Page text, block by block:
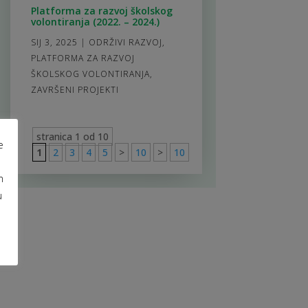
Platforma za razvoj školskog
volontiranja (2022. – 2024.)
SIJ 3, 2025 | ODRŽIVI RAZVOJ,
PLATFORMA ZA RAZVOJ
ŠKOLSKOG VOLONTIRANJA,
ZAVRŠENI PROJEKTI
stranica 1 od 10
1
2 3 4 5 > 10 > 10